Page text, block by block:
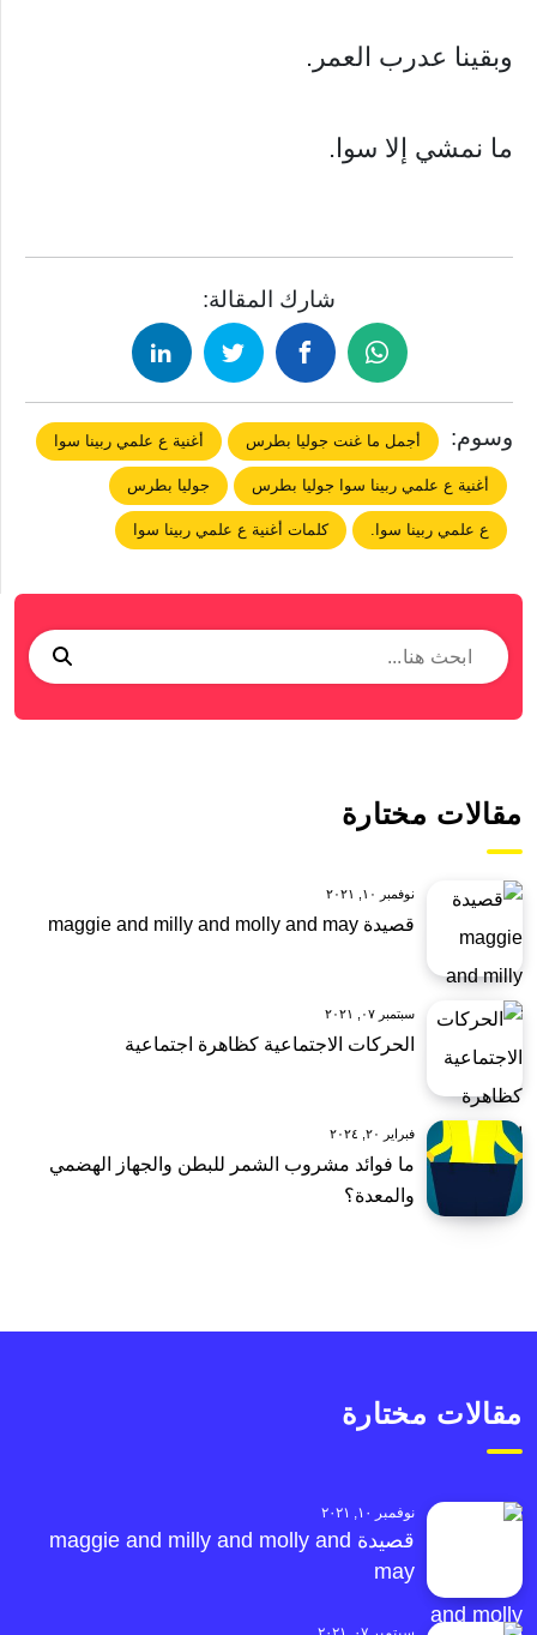
وبقينا عدرب العمر.
ما نمشي إلا سوا.
شارك المقالة:
وسوم: أجمل ما غنت جوليا بطرس أغنية ع علمي ربينا سوا
أغنية ع علمي ربينا سوا جوليا بطرس جوليا بطرس
ع علمي ربينا سوا. كلمات أغنية ع علمي ربينا سوا
مقالات مختارة
نوفمبر ١٠, ٢٠٢١
قصيدة maggie and milly and molly and may
سبتمبر ٠٧, ٢٠٢١
الحركات الاجتماعية كظاهرة اجتماعية
فبراير ٢٠, ٢٠٢٤
ما فوائد مشروب الشمر للبطن والجهاز الهضمي
والمعدة؟
مقالات مختارة
نوفمبر ١٠, ٢٠٢١
قصيدة maggie and milly and molly and
may